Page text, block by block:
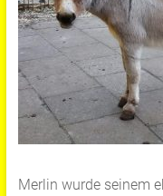
Merlin wurde seinem